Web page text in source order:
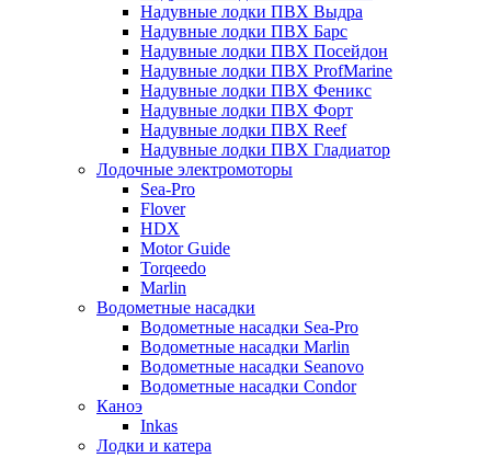
Надувные лодки ПВХ Выдра
Надувные лодки ПВХ Барс
Надувные лодки ПВХ Посейдон
Надувные лодки ПВХ ProfMarine
Надувные лодки ПВХ Феникс
Надувные лодки ПВХ Форт
Надувные лодки ПВХ Reef
Надувные лодки ПВХ Гладиатор
Лодочные электромоторы
Sea-Pro
Flover
HDX
Motor Guide
Torqeedo
Marlin
Водометные насадки
Водометные насадки Sea-Pro
Водометные насадки Marlin
Водометные насадки Seanovo
Водометные насадки Condor
Каноэ
Inkas
Лодки и катера